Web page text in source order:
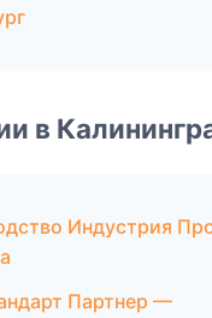
в
Индустрия
Партнер —